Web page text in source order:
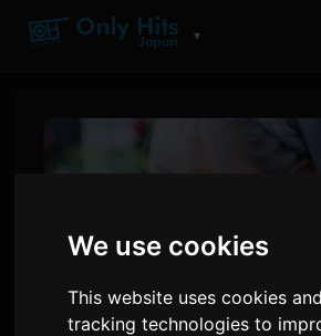
We use cookies
This website uses cookies
tracking technologies to
▼